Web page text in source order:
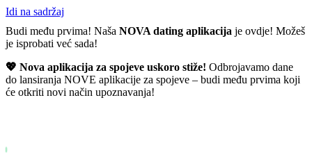
Idi na sadržaj
Budi među prvima! Naša NOVA dating aplikacija je ovdje! Možeš
je isprobati već sada!
💖 Nova aplikacija za spojeve uskoro stiže! Odbrojavamo dane
do lansiranja NOVE aplikacije za spojeve – budi među prvima koji
će otkriti novi način upoznavanja!